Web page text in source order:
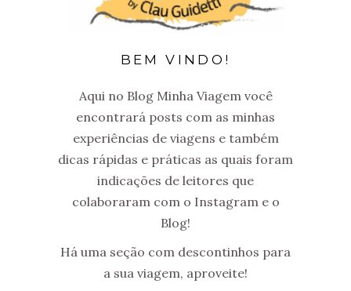
BEM VINDO!
Aqui no Blog Minha Viagem você
encontrará posts com as minhas
experiências de viagens e também
dicas rápidas e práticas as quais foram
indicações de leitores que
colaboraram com o Instagram e o
Blog!
Há uma seção com descontinhos para
a sua viagem, aproveite!